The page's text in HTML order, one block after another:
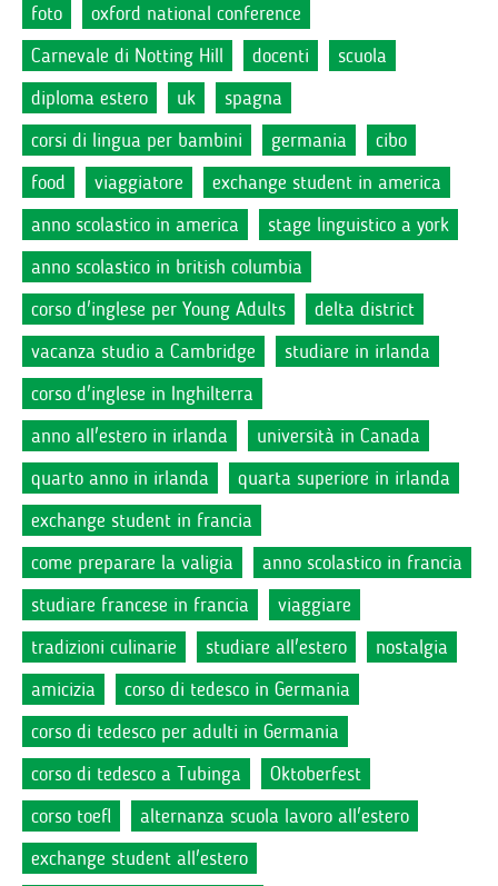
foto
oxford national conference
Carnevale di Notting Hill
docenti
scuola
diploma estero
uk
spagna
corsi di lingua per bambini
germania
cibo
food
viaggiatore
exchange student in america
anno scolastico in america
stage linguistico a york
anno scolastico in british columbia
corso d'inglese per Young Adults
delta district
vacanza studio a Cambridge
studiare in irlanda
corso d'inglese in Inghilterra
anno all'estero in irlanda
università in Canada
quarto anno in irlanda
quarta superiore in irlanda
exchange student in francia
come preparare la valigia
anno scolastico in francia
studiare francese in francia
viaggiare
tradizioni culinarie
studiare all'estero
nostalgia
amicizia
corso di tedesco in Germania
corso di tedesco per adulti in Germania
corso di tedesco a Tubinga
Oktoberfest
corso toefl
alternanza scuola lavoro all'estero
exchange student all'estero